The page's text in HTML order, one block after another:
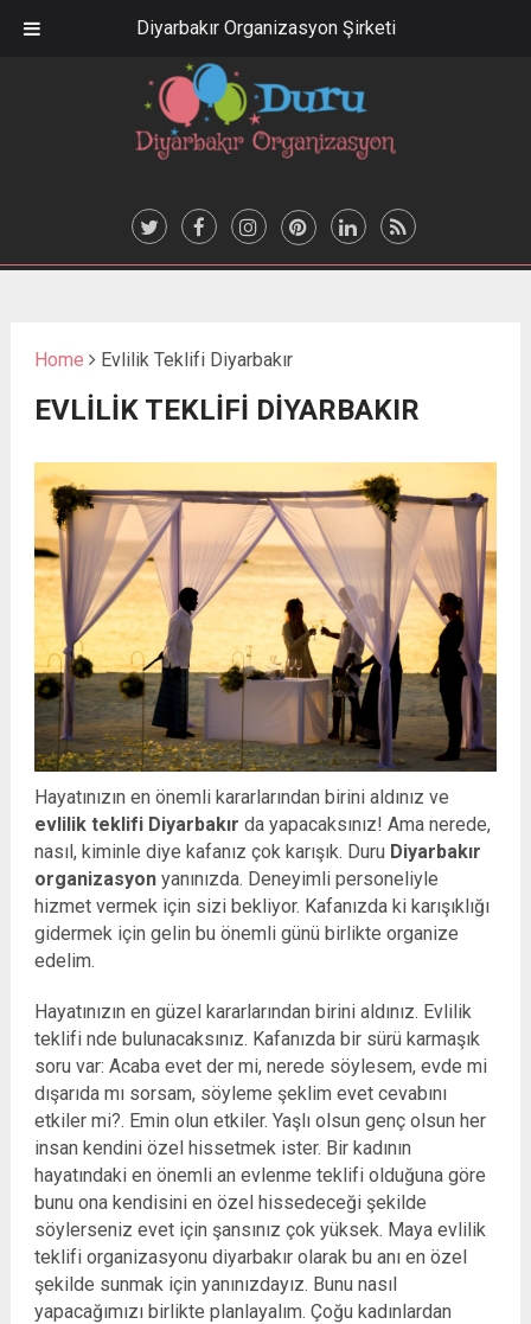
Home Evlilik Teklifi Diyarbakır
EVLILIK TEKLIFI DIYARBAKIR
Hayatınızın en önemli kararlarından birini aldınız ve
evlilik teklifi Diyarbakır da yapacaksınız! Ama nerede,
nasıl, kiminle diye kafanız çok karışık. Duru Diyarbakır
organizasyon yanınızda. Deneyimli personeliyle
hizmet vermek için sizi bekliyor. Kafanızda ki karışıklığı
gidermek için gelin bu önemli günü birlikte organize
edelim.
Hayatınızın en güzel kararlarından birini aldınız. Evlilik
teklifi nde bulunacaksınız. Kafanızda bir sürü karmaşık
soru var: Acaba evet der mi, nerede söylesem, evde mi
dışarıda mı sorsam, söyleme şeklim evet cevabını
etkiler mi?. Emin olun etkiler. Yaşlı olsun genç olsun her
insan kendini özel hissetmek ister. Bir kadının
hayatındaki en önemli an evlenme teklifi olduğuna göre
bunu ona kendisini en özel hissedeceği şekilde
söylerseniz evet için şansınız çok yüksek. Maya evlilik
teklifi organizasyonu diyarbakır olarak bu anı en özel
şekilde sunmak için yanınızdayız. Bunu nasıl
yapacağımızı birlikte planlayalım. Çoğu kadınlardan
Diyarbakır Organizasyon Şirketi